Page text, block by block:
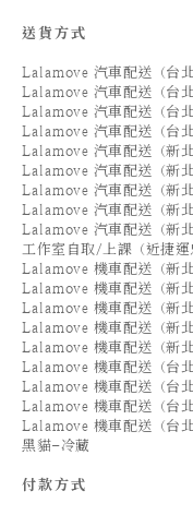
送貨方式
Lalamove 汽車配送（台
Lalamove 汽車配送（台
Lalamove 汽車配送（台
Lalamove 汽車配送（台
Lalamove 汽車配送（新北
Lalamove 汽車配送（新北
Lalamove 汽車配送（新
Lalamove 汽車配送（新
Lalamove 汽車配送（新
工作室自取/上課（近捷運
Lalamove 機車配送（新
Lalamove 機車配送（新
Lalamove 機車配送（新
Lalamove 機車配送（新北
Lalamove 機車配送（新北
Lalamove 機車配送（台
Lalamove 機車配送（台
Lalamove 機車配送（台
Lalamove 機車配送（台
黑貓-冷藏
付款方式